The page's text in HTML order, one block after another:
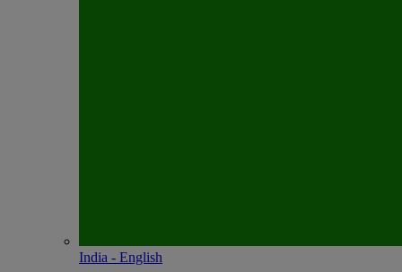
India - English